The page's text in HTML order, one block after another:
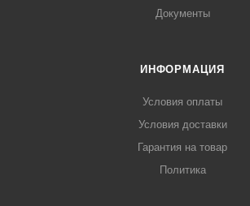
Документы
ИНФОРМАЦИЯ
Условия оплаты
Условия доставки
Гарантия на товар
Политика